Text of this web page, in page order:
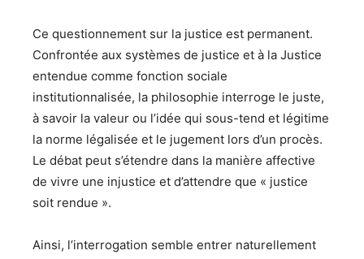
Ce questionnement sur la justice est permanent.
Confrontée aux systèmes de justice et à la Justice
entendue comme fonction sociale
institutionnalisée, la philosophie interroge le juste,
à savoir la valeur ou l’idée qui sous-tend et légitime
la norme légalisée et le jugement lors d’un procès.
Le débat peut s’étendre dans la manière affective
de vivre une injustice et d’attendre que « justice
soit rendue ».
Ainsi, l’interrogation semble entrer naturellement